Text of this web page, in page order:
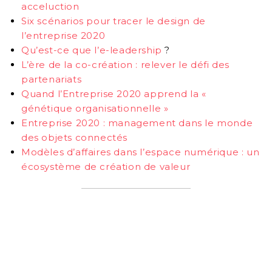
acceluction
Six scénarios pour tracer le design de
l’entreprise 2020
Qu’est-ce que l’e-leadership?
L’ère de la co-création : relever le défi des
partenariats
Quand l’Entreprise 2020 apprend la «
génétique organisationnelle »
Entreprise 2020 : management dans le monde
des objets connectés
Modèles d’affaires dans l’espace numérique : un
écosystème de création de valeur